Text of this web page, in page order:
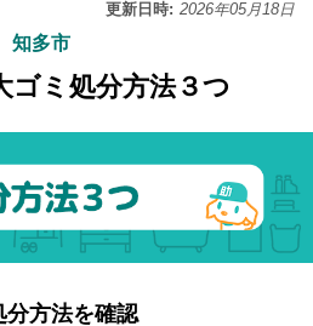
更新日時: 2026年05月18日
知多市
ゴミ処分方法３つ
分方法を確認